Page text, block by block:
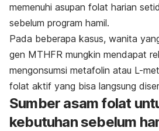
memenuhi asupan folat harian
sebelum program hamil.
Pada beberapa kasus, wanita
gen MTHFR mungkin mendapat
mengonsumsi metafolin atau L-
folat aktif yang bisa langsung
Sumber asam folat
kebutuhan sebelum